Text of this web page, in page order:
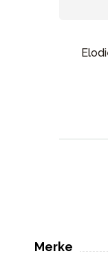
Merke